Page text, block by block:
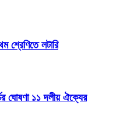
শ্রেণিতে লটারি
ঘোষণা ১১ দলীয় ঐক্যের